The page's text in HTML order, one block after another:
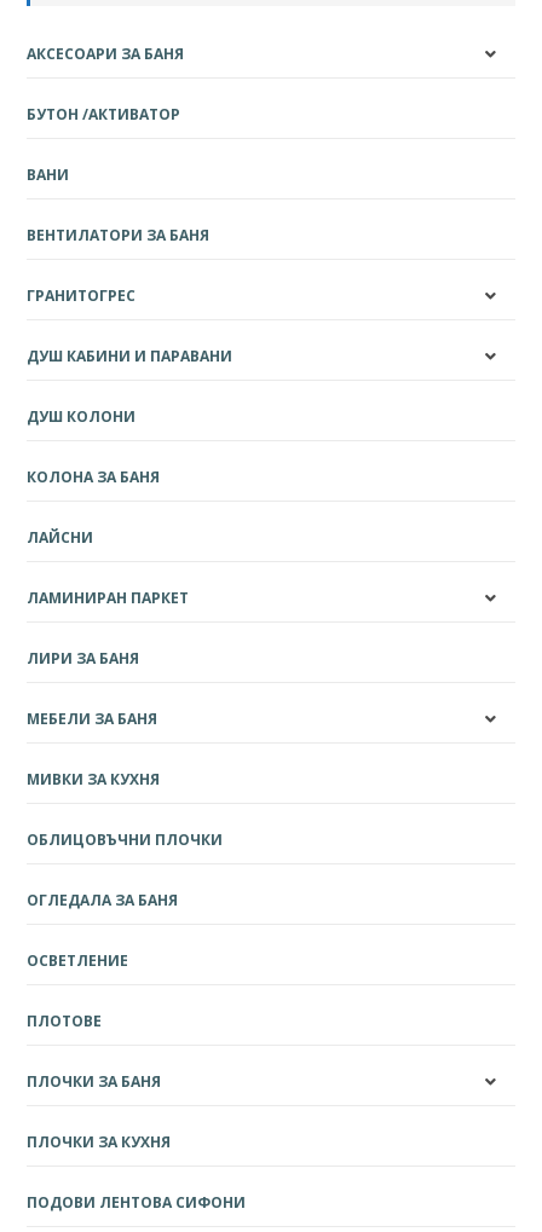
АКСЕСОАРИ ЗА БАНЯ
БУТОН /АКТИВАТОР
ВАНИ
ВЕНТИЛАТОРИ ЗА БАНЯ
ГРАНИТОГРЕС
ДУШ КАБИНИ И ПАРАВАНИ
ДУШ КОЛОНИ
КОЛОНА ЗА БАНЯ
ЛАЙСНИ
ЛАМИНИРАН ПАРКЕТ
ЛИРИ ЗА БАНЯ
МЕБЕЛИ ЗА БАНЯ
МИВКИ ЗА КУХНЯ
ОБЛИЦОВЪЧНИ ПЛОЧКИ
ОГЛЕДАЛА ЗА БАНЯ
ОСВЕТЛЕНИЕ
ПЛОТОВЕ
ПЛОЧКИ ЗА БАНЯ
ПЛОЧКИ ЗА КУХНЯ
ПОДОВИ ЛЕНТОВА СИФОНИ